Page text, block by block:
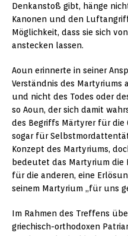
Denkanstoß gibt, hänge
Kanonen und den
Möglichkeit, dass sie sich von
anstecken lassen.
Aoun erinnerte in seiner
Verständnis des Martyriums
und nicht des Todes oder
so Aoun, der sich damit
des Begriffs Märtyrer für die
sogar für
Konzept des Martyriums,
bedeutet das Martyrium die
für die anderen, eine
seinem Martyrium „für uns
Im Rahmen des Treffens
griechisch-orthodoxen